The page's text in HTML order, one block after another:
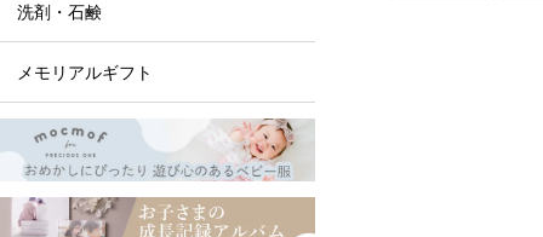
洗剤・石鹸
メモリアルギフト